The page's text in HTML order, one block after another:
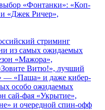
«Фонтанки»: «Коп-
и «Джек Ричер»,
стриминг
из самых ожидаемых
«Мажора»,
Витю!», лучший
— «Паша» и даже кибер-
особо ожидаемых
сай-фая «Укрытие»,
и очередной спин-офф